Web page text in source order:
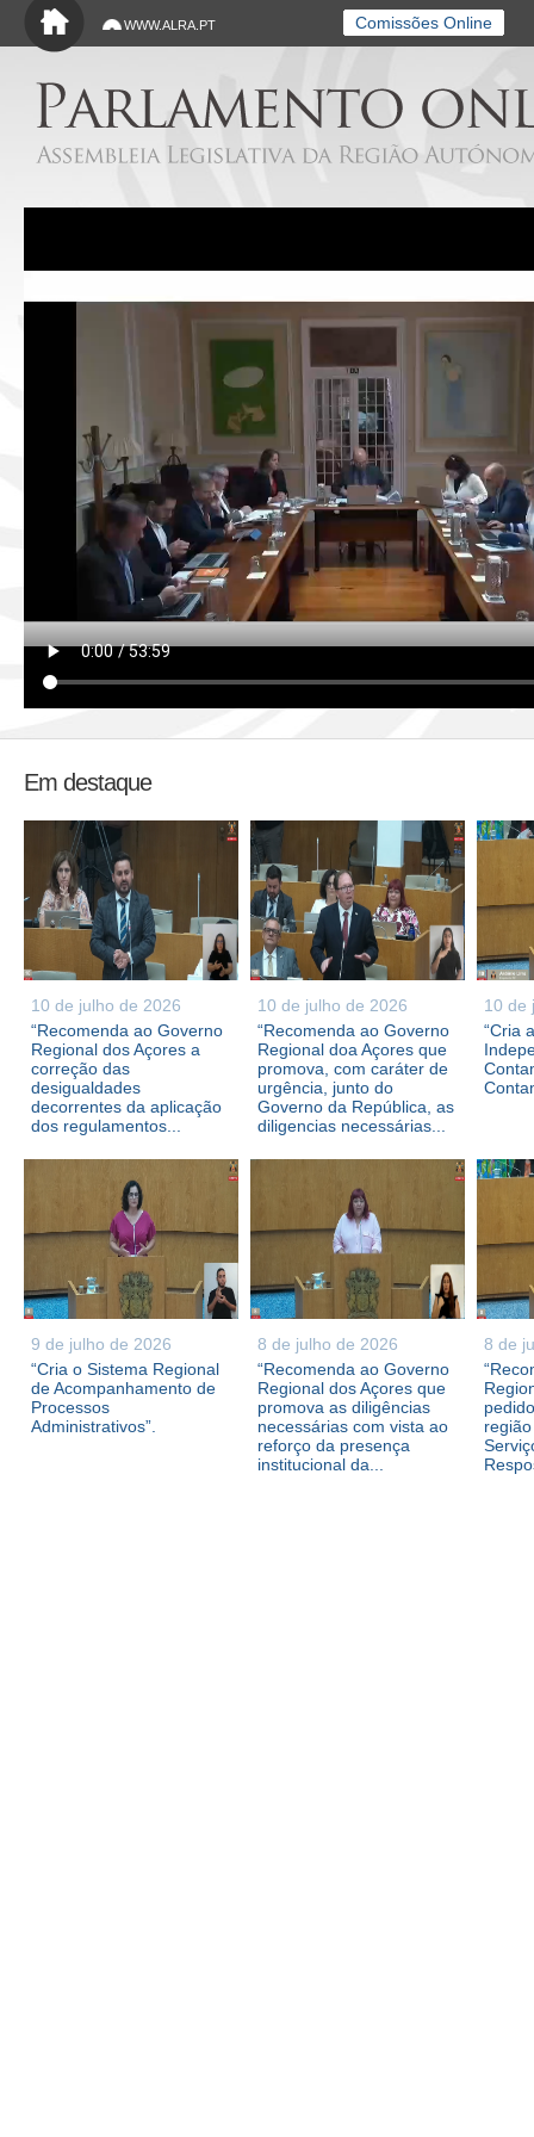
Saltar para o conteúdo principal
WWW.ALRA.PT Comissões Online
Em destaque
10 de julho de 2026
“Recomenda ao Governo
Regional dos Açores a
correção das
desigualdades
decorrentes da aplicação
dos regulamentos...
10 de julho de 2026
“Recomenda ao Governo
Regional doa Açores que
promova, com caráter de
urgência, junto do
Governo da República, as
diligencias necessárias...
10 de
“Cria
9 de julho de 2026
“Cria o Sistema Regional
de Acompanhamento de
Processos
Administrativos”.
8 de julho de 2026
“Recomenda ao Governo
Regional dos Açores que
promova as diligências
necessárias com vista ao
reforço da presença
institucional da...
8 de